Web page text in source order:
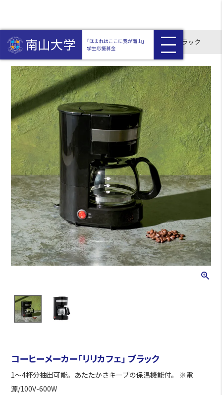
HOME 返礼品付き コーヒーメーカー「リリカフェ」 ブラック
コーヒーメーカー「リリカフェ」 ブラック
1～4杯分抽出可能。あたたかさキープの保温機能付。 ※電
源/100V-600W